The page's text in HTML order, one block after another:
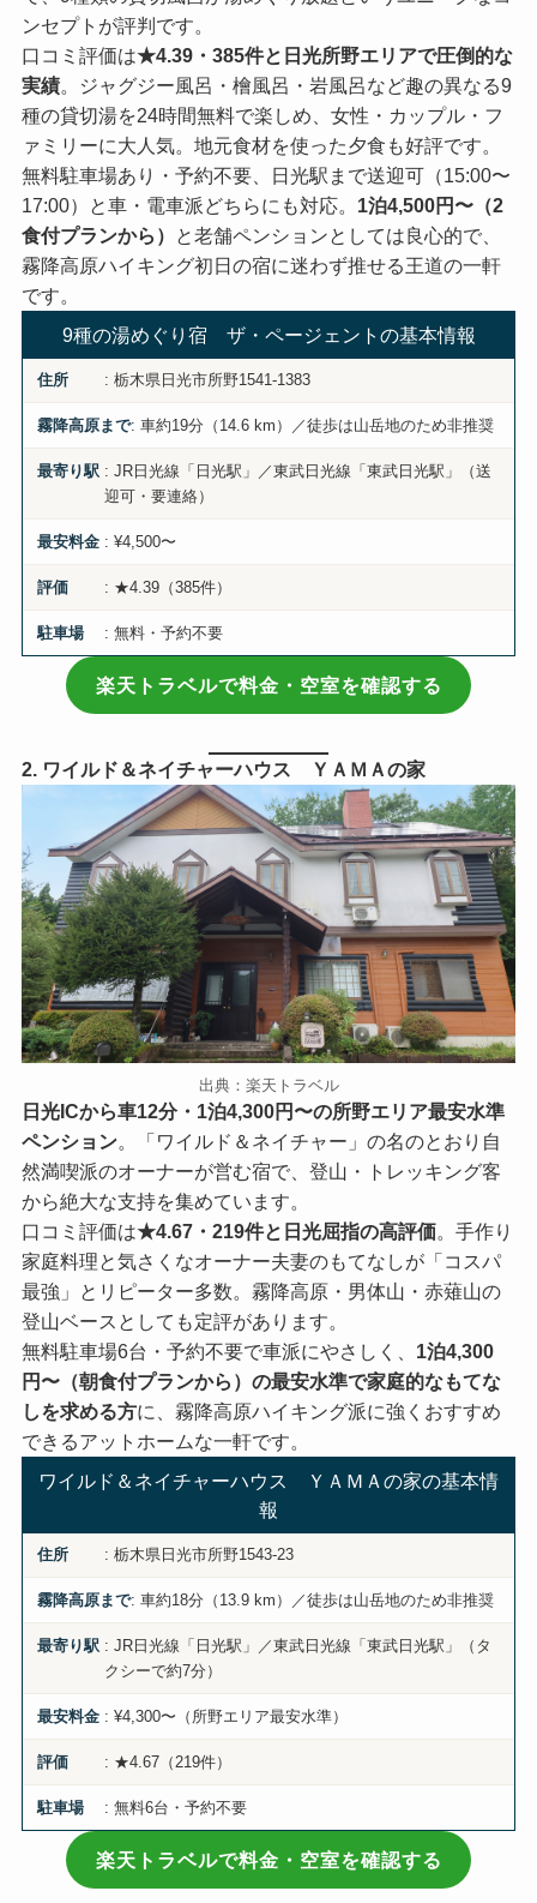
ンセプトが評判です。
口コミ評価は★4.39・385件と日光所野エリアで圧倒的な
実績。ジャグジー風呂・檜風呂・岩風呂など趣の異なる9
種の貸切湯を24時間無料で楽しめ、女性・カップル・フ
ァミリーに大人気。地元食材を使った夕食も好評です。
無料駐車場あり・予約不要、日光駅まで送迎可（15:00〜
17:00）と車・電車派どちらにも対応。 1泊4,500円〜（2
食付プランから）
と老舗ペンションとしては良心的で、
霧降高原ハイキング初日の宿に迷わず推せる王道の一軒
です。
9種の湯めぐり宿 ザ・ページェントの基本情報
住所 : 栃木県日光市所野1541-1383
霧降高原まで: 車約19分（14.6 km）／徒歩は山岳地のため非推奨
最寄り駅 : JR日光線「日光駅」／東武日光線「東武日光駅」（送
迎可・要連絡）
最安料金 : ¥4,500〜
評価 : ★4.39（385件）
駐車場 : 無料・予約不要
楽天トラベルで料金・空室を確認する
2. ワイルド＆ネイチャーハウス ＹＡＭＡの家
出典：楽天トラベル
日光ICから車12分・1泊4,300円〜の所野エリア最安水準
ペンション。「ワイルド＆ネイチャー」の名のとおり自
然満喫派のオーナーが営む宿で、登山・トレッキング客
から絶大な支持を集めています。
口コミ評価は★4.67・219件と日光屈指の高評価。手作り
家庭料理と気さくなオーナー夫妻のもてなしが「コスパ
最強」とリピーター多数。霧降高原・男体山・赤薙山の
登山ベースとしても定評があります。
無料駐車場6台・予約不要で車派にやさしく、 1泊4,300
円〜（朝食付プランから）の最安水準で家庭的なもてな
しを求める方に、霧降高原ハイキング派に強くおすすめ
できるアットホームな一軒です。
ワイルド＆ネイチャーハウス ＹＡＭＡの家の基本情
報
住所 : 栃木県日光市所野1543-23
霧降高原まで: 車約18分（13.9 km）／徒歩は山岳地のため非推奨
最寄り駅 : JR日光線「日光駅」／東武日光線「東武日光駅」（タ
クシーで約7分）
最安料金 : ¥4,300〜（所野エリア最安水準）
評価 : ★4.67（219件）
駐車場 : 無料6台・予約不要
楽天トラベルで料金・空室を確認する